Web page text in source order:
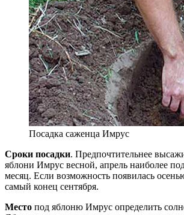
Посадка саженца Имрус
Сроки посадки. Предпочтительнее
яблони Имрус весной, апрель наиболее
месяц. Если возможность появилась
самый конец сентября.
Место под яблоню Имрус определить